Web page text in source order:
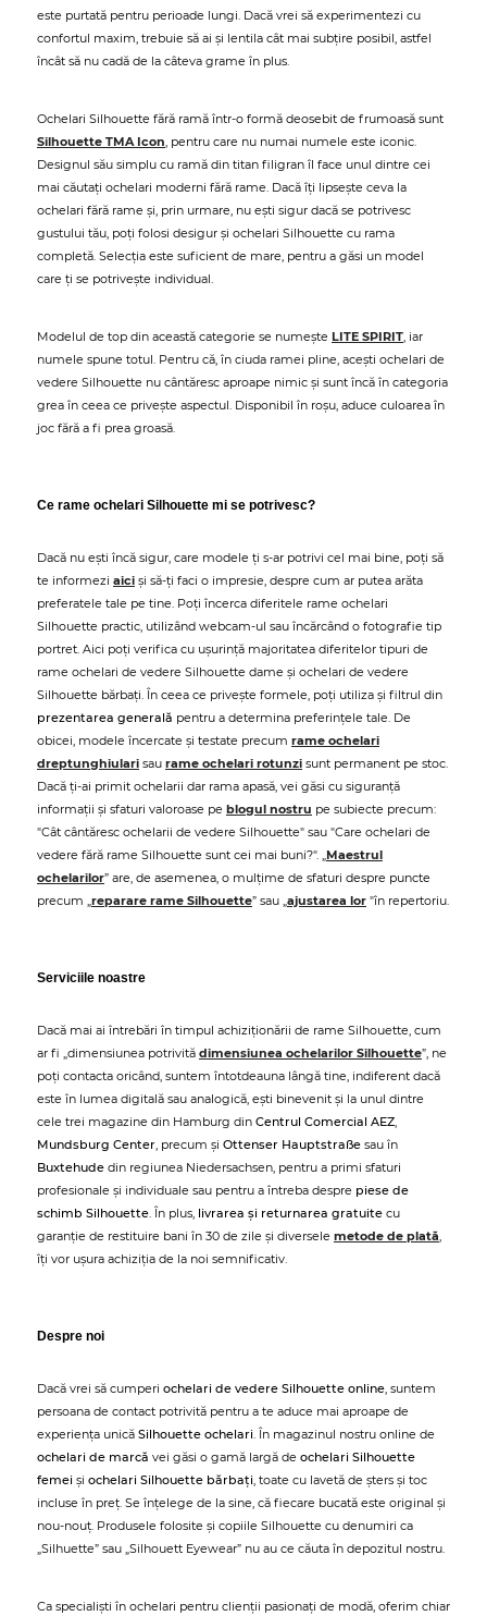
este purtată pentru perioade lungi. Dacă vrei să experimentezi cu
confortul maxim, trebuie să ai și lentila cât mai subțire posibil, astfel
încât să nu cadă de la câteva grame în plus.
Ochelari Silhouette fără ramă într-o formă deosebit de frumoasă sunt
Silhouette TMA Icon, pentru care nu numai numele este iconic.
Designul său simplu cu ramă din titan filigran îl face unul dintre cei
mai căutați ochelari moderni fără rame. Dacă îți lipsește ceva la
ochelari fără rame și, prin urmare, nu ești sigur dacă se potrivesc
gustului tău, poți folosi desigur și ochelari Silhouette cu rama
completă. Selecția este suficient de mare, pentru a găsi un model
care ți se potrivește individual.
Modelul de top din această categorie se numește LITE SPIRIT, iar
numele spune totul. Pentru că, în ciuda ramei pline, acești ochelari de
vedere Silhouette nu cântăresc aproape nimic și sunt încă în categoria
grea în ceea ce privește aspectul. Disponibil în roșu, aduce culoarea în
joc fără a fi prea groasă.
Ce rame ochelari Silhouette mi se potrivesc?
Dacă nu ești încă sigur, care modele ți s-ar potrivi cel mai bine, poți să
te informezi aici și să-ți faci o impresie, despre cum ar putea arăta
preferatele tale pe tine. Poți încerca diferitele rame ochelari
Silhouette practic, utilizând webcam-ul sau încărcând o fotografie tip
portret. Aici poți verifica cu ușurință majoritatea diferitelor tipuri de
rame ochelari de vedere Silhouette dame și ochelari de vedere
Silhouette bărbați. În ceea ce privește formele, poți utiliza și filtrul din
prezentarea generală pentru a determina preferințele tale. De
obicei, modele încercate și testate precum rame ochelari
dreptunghiulari sau rame ochelari rotunzi sunt permanent pe stoc.
Dacă ți-ai primit ochelarii dar rama apasă, vei găsi cu siguranță
informații și sfaturi valoroase pe blogul nostru pe subiecte precum:
"Cât cântăresc ochelarii de vedere Silhouette" sau "Care ochelari de
vedere fără rame Silhouette sunt cei mai buni?". „Maestrul
ochelarilor” are, de asemenea, o mulțime de sfaturi despre puncte
precum „reparare rame Silhouette” sau „ajustarea lor "în repertoriu.
Serviciile noastre
Dacă mai ai întrebări în timpul achiziționării de rame Silhouette, cum
ar fi „dimensiunea potrivită dimensiunea ochelarilor Silhouette”, ne
poți contacta oricând, suntem întotdeauna lângă tine, indiferent dacă
este în lumea digitală sau analogică, ești binevenit și la unul dintre
cele trei magazine din Hamburg din Centrul Comercial AEZ,
Mundsburg Center, precum și Ottenser Hauptstraße sau în
Buxtehude din regiunea Niedersachsen, pentru a primi sfaturi
profesionale și individuale sau pentru a întreba despre piese de
schimb Silhouette. În plus, livrarea și returnarea gratuite cu
garanție de restituire bani în 30 de zile și diversele metode de plată,
îți vor ușura achiziția de la noi semnificativ.
Despre noi
Dacă vrei să cumperi ochelari de vedere Silhouette online, suntem
persoana de contact potrivită pentru a te aduce mai aproape de
experiența unică Silhouette ochelari. În magazinul nostru online de
ochelari de marcă vei găsi o gamă largă de ochelari Silhouette
femei și ochelari Silhouette bărbați, toate cu lavetă de șters și toc
incluse în preț. Se înțelege de la sine, că fiecare bucată este original și
nou-nouț. Produsele folosite și copiile Silhouette cu denumiri ca
„Silhuette” sau „Silhouett Eyewear” nu au ce căuta în depozitul nostru.
Ca specialiști în ochelari pentru clienții pasionați de modă, oferim chiar